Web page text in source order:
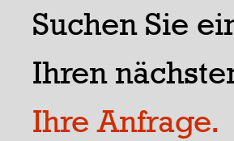
Suchen Sie
Ihren
Ihre Anfrage.